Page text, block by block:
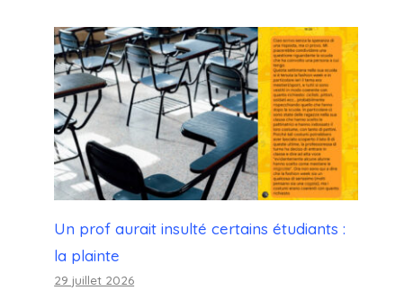
Un prof aurait insulté certains étudiants :
la plainte
29 juillet 2026